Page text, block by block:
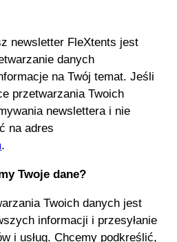
newsletter FleXtents jest
danych
na Twój temat. Jeśli
przetwarzania Twoich
newslettera i nie
na adres
.
Twoje dane?
Twoich danych jest
informacji i przesyłanie
i usług. Chcemy podkreślić,